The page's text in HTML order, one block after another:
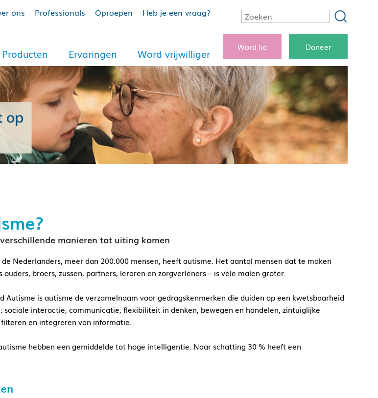
ons Professionals Oproepen Heb je een vraag?
Producten Ervaringen Word vrijwilliger
Word lid Doneer
manieren tot uiting komen
Nederlanders, meer dan 200.000 mensen, heeft autisme. Het aantal mensen dat te maken
broers, zussen, partners, leraren en zorgverleners – is vele malen groter.
Autisme is autisme de verzamelnaam voor gedragskenmerken die duiden op een kwetsbaarheid
sociale interactie, communicatie, flexibiliteit in denken, bewegen en handelen, zintuiglijke
en integreren van informatie.
hebben een gemiddelde tot hoge intelligentie. Naar schatting 30 % heeft een